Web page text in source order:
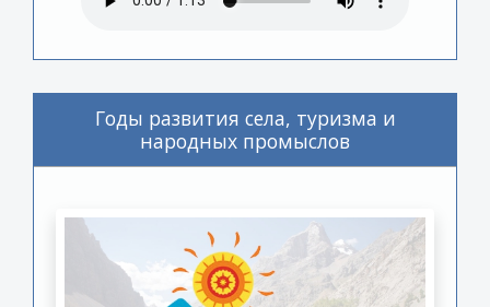
Годы развития села, туризма и
народных промыслов